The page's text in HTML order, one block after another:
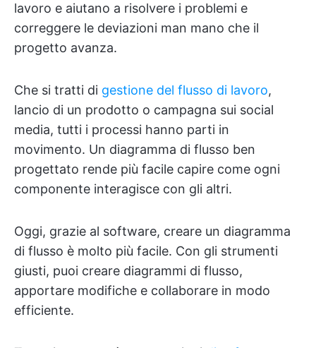
lavoro e aiutano a risolvere i problemi e
correggere le deviazioni man mano che il
progetto avanza.
Che si tratti di gestione del flusso di lavoro,
lancio di un prodotto o campagna sui social
media, tutti i processi hanno parti in
movimento. Un diagramma di flusso ben
progettato rende più facile capire come ogni
componente interagisce con gli altri.
Oggi, grazie al software, creare un diagramma
di flusso è molto più facile. Con gli strumenti
giusti, puoi creare diagrammi di flusso,
apportare modifiche e collaborare in modo
efficiente.